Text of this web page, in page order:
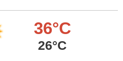
36°C
26°C